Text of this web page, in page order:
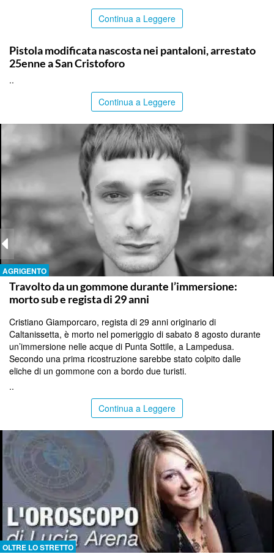
Continua a Leggere
Pistola modificata nascosta nei pantaloni, arrestato
25enne a San Cristoforo
..
Continua a Leggere
AGRIGENTO
Travolto da un gommone durante l’immersione:
morto sub e regista di 29 anni
Cristiano Giamporcaro, regista di 29 anni originario di
Caltanissetta, è morto nel pomeriggio di sabato 8 agosto durante
un’immersione nelle acque di Punta Sottile, a Lampedusa.
Secondo una prima ricostruzione sarebbe stato colpito dalle
eliche di un gommone con a bordo due turisti.
..
Continua a Leggere
OLTRE LO STRETTO